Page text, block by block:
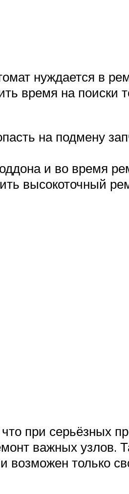
нуждается в
время на поиски
на подмену
и во время
высокоточный
что при серьёзных
важных узлов.
возможен только